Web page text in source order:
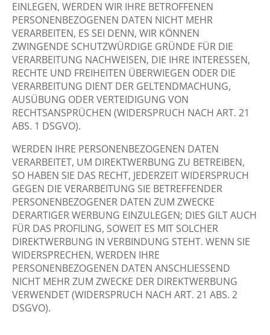
EINLEGEN, WERDEN WIR IHRE BETROFFENEN
PERSONENBEZOGENEN DATEN NICHT MEHR
VERARBEITEN, ES SEI DENN, WIR KÖNNEN
ZWINGENDE SCHUTZWÜRDIGE GRÜNDE FÜR DIE
VERARBEITUNG NACHWEISEN, DIE IHRE INTERESSEN,
RECHTE UND FREIHEITEN ÜBERWIEGEN ODER DIE
VERARBEITUNG DIENT DER GELTENDMACHUNG,
AUSÜBUNG ODER VERTEIDIGUNG VON
RECHTSANSPRÜCHEN (WIDERSPRUCH NACH ART. 21
ABS. 1 DSGVO).
WERDEN IHRE PERSONENBEZOGENEN DATEN
VERARBEITET, UM DIREKTWERBUNG ZU BETREIBEN,
SO HABEN SIE DAS RECHT, JEDERZEIT WIDERSPRUCH
GEGEN DIE VERARBEITUNG SIE BETREFFENDER
PERSONENBEZOGENER DATEN ZUM ZWECKE
DERARTIGER WERBUNG EINZULEGEN; DIES GILT AUCH
FÜR DAS PROFILING, SOWEIT ES MIT SOLCHER
DIREKTWERBUNG IN VERBINDUNG STEHT. WENN SIE
WIDERSPRECHEN, WERDEN IHRE
PERSONENBEZOGENEN DATEN ANSCHLIESSEND
NICHT MEHR ZUM ZWECKE DER DIREKTWERBUNG
VERWENDET (WIDERSPRUCH NACH ART. 21 ABS. 2
DSGVO).